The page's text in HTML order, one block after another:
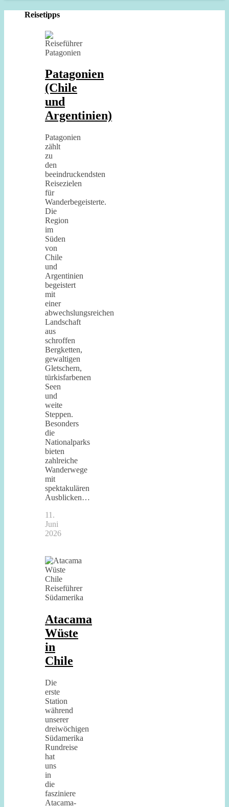
Reisetipps
Patagonien
(Chile
und
Argentinien)
Patagonien
zählt
zu
den
beeindruckendsten
Reisezielen
für
Wanderbegeisterte.
Die
Region
im
Süden
von
Chile
und
Argentinien
begeistert
mit
einer
abwechslungsreichen
Landschaft
aus
schroffen
Bergketten,
gewaltigen
Gletschern,
türkisfarbenen
Seen
und
weite
Steppen.
Besonders
die
Nationalparks
bieten
zahlreiche
Wanderwege
mit
spektakulären
Ausblicken…
11.
Juni
2026
Atacama
Wüste
in
Chile
Die
erste
Station
während
unserer
dreiwöchigen
Südamerika
Rundreise
hat
uns
in
die
fasziniere
Atacama-